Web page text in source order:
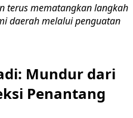
terus mematangkan langkah
daerah melalui penguatan
Mundur dari
Penantang